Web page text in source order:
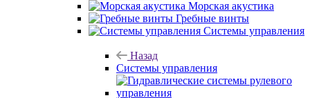
Морская акустика
Гребные винты
Системы управления
Назад
Системы управления